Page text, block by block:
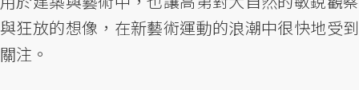
與狂放的想像，在新藝術運動的浪潮中很快地受到
關注。